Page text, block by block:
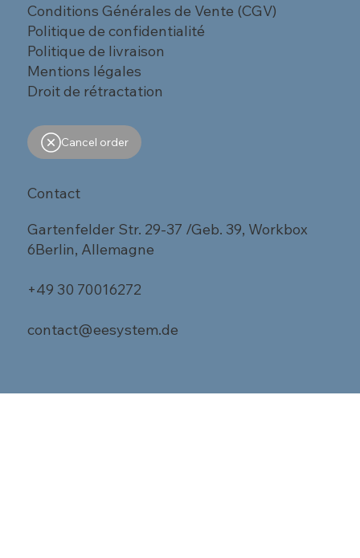
Conditions Générales de Vente (CGV)
Politique de confidentialité
Politique de livraison
Mentions légales
Droit de rétractation
Cancel order
Contact
Gartenfelder Str. 29-37 /Geb. 39, Workbox
6Berlin, Allemagne
+49 30 70016272
contact@eesystem.de